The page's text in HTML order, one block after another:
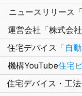
ュースリリース「
営会社「株式会社
宅デバイス「 自
機構YouTube住宅
宅デバイス・工法